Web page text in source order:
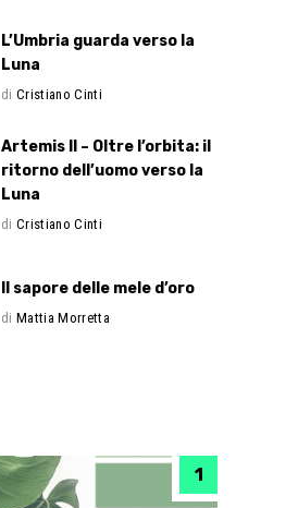
L’Umbria guarda verso la
Luna
di Cristiano Cinti
Artemis II – Oltre l’orbita: il
ritorno dell’uomo verso la
Luna
di Cristiano Cinti
Il sapore delle mele d’oro
di Mattia Morretta